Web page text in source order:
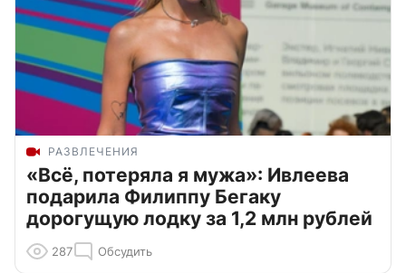
РАЗВЛЕЧЕНИЯ
«Всё, потеряла я мужа»: Ивлеева
подарила Филиппу Бегаку
дорогущую лодку за 1,2 млн рублей
287 Обсудить